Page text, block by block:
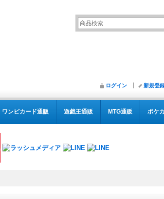
ログイン 新規登
ワンピカード通販 遊戯王通販 MTG通販 ポケ